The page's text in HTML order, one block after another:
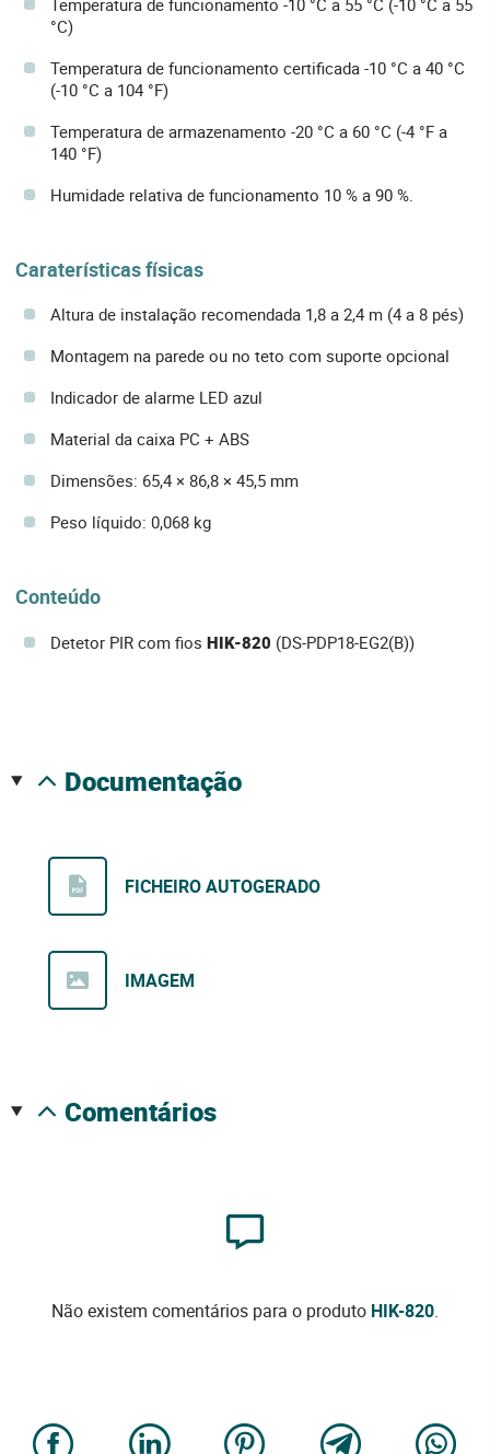
Temperatura de funcionamento -10 °C a 55 °C (-10 °C a 55
°C)
Temperatura de funcionamento certificada -10 °C a 40 °C
(-10 °C a 104 °F)
Temperatura de armazenamento -20 °C a 60 °C (-4 °F a
140 °F)
Humidade relativa de funcionamento 10 % a 90 %.
Caraterísticas físicas
Altura de instalação recomendada 1,8 a 2,4 m (4 a 8 pés)
Montagem na parede ou no teto com suporte opcional
Indicador de alarme LED azul
Material da caixa PC + ABS
Dimensões: 65,4 × 86,8 × 45,5 mm
Peso líquido: 0,068 kg
Conteúdo
Detetor PIR com fios HIK-820 (DS-PDP18-EG2(B))
documentação
FICHEIRO AUTOGERADO
IMAGEM
comentários
Não existem comentários para o produto HIK-820.